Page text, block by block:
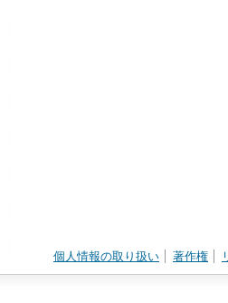
個人情報の取り扱い 著作権